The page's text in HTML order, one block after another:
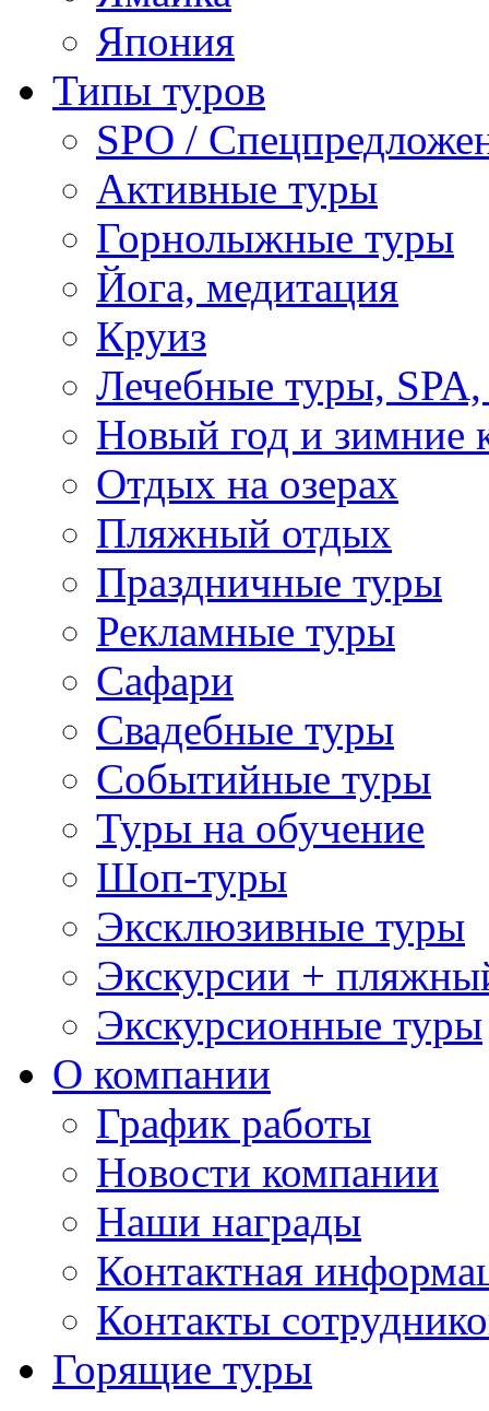
Япония
Типы туров
SPO /
Активные туры
Горнолыжные туры
Йога, медитация
Круиз
Лечебные туры, SPA,
Новый год и зимние
Отдых на озерах
Пляжный отдых
Праздничные туры
Рекламные туры
Сафари
Свадебные туры
Событийные туры
Туры на обучение
Шоп-туры
Эксклюзивные туры
Экскурсии +
Экскурсионные туры
О компании
График работы
Новости компании
Наши награды
Контактная
Контакты
Горящие туры